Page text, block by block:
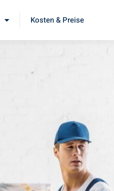
Kosten & Preise